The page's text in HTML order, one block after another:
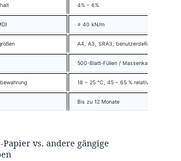
4% – 6%
≥ 40 kN/m
A4, A3, SRA3, benutzerdefiniert
500-Blatt-Füllen / Massenkartons /
18 – 25 °C, 45 – 65 % relative
Bis zu 12 Monate
Papier vs. andere gängige